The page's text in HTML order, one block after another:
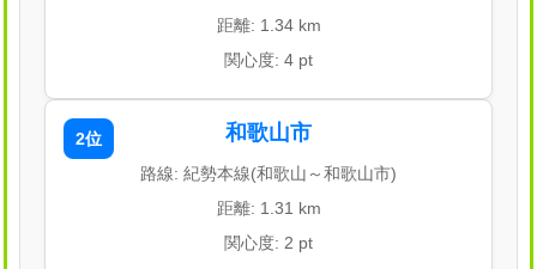
距離: 1.34 km
関心度: 4 pt
2位 和歌山市
路線: 紀勢本線(和歌山～和歌山市)
距離: 1.31 km
関心度: 2 pt